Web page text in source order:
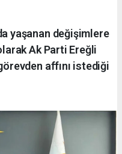
yaşanan değişimlere
Ak Parti Ereğli
affını istediği